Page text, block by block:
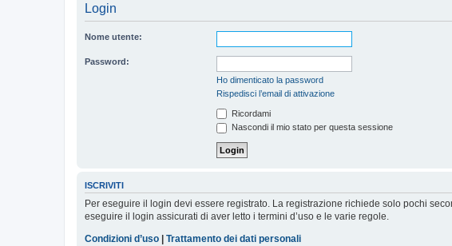
Login
Nome utente:
Password:
Ho dimenticato la password
Rispedisci l’email di attivazione
Ricordami
Nascondi il mio stato per questa sessione
ISCRIVITI
Per eseguire il login devi essere registrato. La registrazione richiede solo pochi
eseguire il login assicurati di aver letto i termini d’uso e le varie regole.
Condizioni d’uso
Trattamento dei dati personali